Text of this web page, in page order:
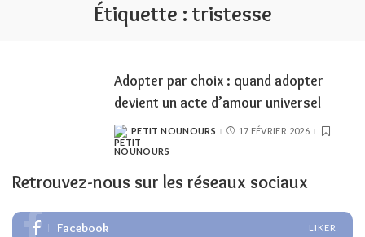
Étiquette : tristesse
Adopter par choix : quand adopter
devient un acte d’amour universel
POSTED
BY
PETIT NOUNOURS 17 FÉVRIER 2026
Retrouvez-nous sur les réseaux sociaux
Facebook LIKER